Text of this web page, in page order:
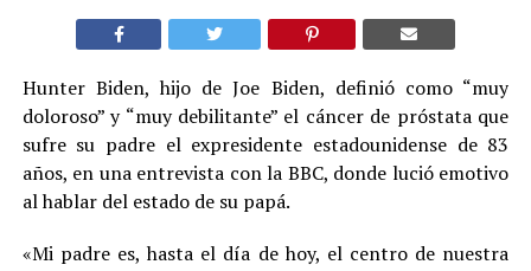
Hunter Biden, hijo de Joe Biden, definió como “muy
doloroso” y “muy debilitante” el cáncer de próstata que
sufre su padre el expresidente estadounidense de 83
años, en una entrevista con la BBC, donde lució emotivo
al hablar del estado de su papá.
«Mi padre es, hasta el día de hoy, el centro de nuestra